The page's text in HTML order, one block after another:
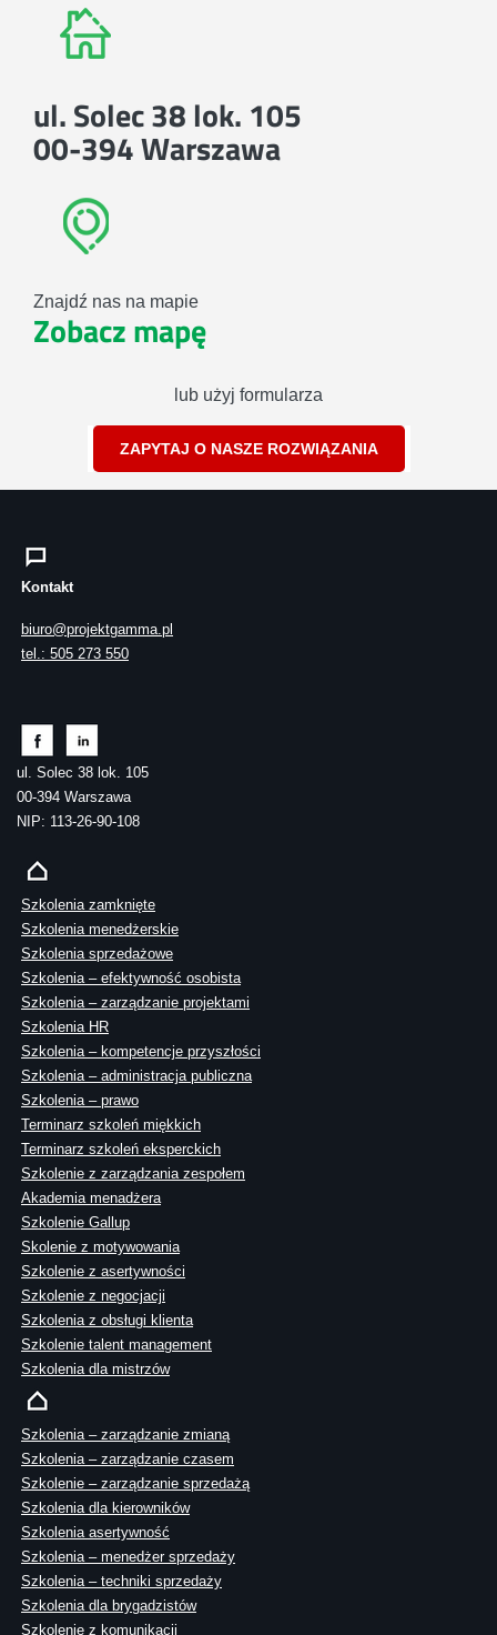
ul. Solec 38 lok. 105
00-394 Warszawa
Znajdź nas na mapie
Zobacz mapę
lub użyj formularza
ZAPYTAJ O NASZE ROZWIĄZANIA
Kontakt
biuro@projektgamma.pl
tel.: 505 273 550
ul. Solec 38 lok. 105
00-394 Warszawa
NIP: 113-26-90-108
Szkolenia zamknięte
Szkolenia menedżerskie
Szkolenia sprzedażowe
Szkolenia – efektywność osobista
Szkolenia – zarządzanie projektami
Szkolenia HR
Szkolenia – kompetencje przyszłości
Szkolenia – administracja publiczna
Szkolenia – prawo
Terminarz szkoleń miękkich
Terminarz szkoleń eksperckich
Szkolenie z zarządzania zespołem
Akademia menadżera
Szkolenie Gallup
Skolenie z motywowania
Szkolenie z asertywności
Szkolenie z negocjacji
Szkolenia z obsługi klienta
Szkolenie talent management
Szkolenia dla mistrzów
Szkolenia – zarządzanie zmianą
Szkolenia – zarządzanie czasem
Szkolenie – zarządzanie sprzedażą
Szkolenia dla kierowników
Szkolenia asertywność
Szkolenia – menedżer sprzedaży
Szkolenia – techniki sprzedaży
Szkolenia dla brygadzistów
Szkolenie z komunikacji